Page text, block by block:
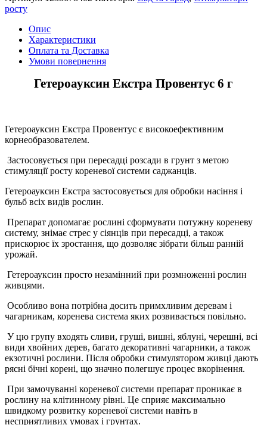
росту
Опис
Характеристики
Оплата та Доставка
Умови повернення
Гетероауксин Екстра Провентус 6 г
Гетероауксин Екстра Провентус є високоефективним
корнеобразователем.
Застосовується при пересадці розсади в грунт з метою
стимуляції росту кореневої системи саджанців.
Гетероауксин Екстра застосовується для обробки насіння і
бульб всіх видів рослин.
Препарат допомагає рослині сформувати потужну кореневу
систему, знімає стрес у сіянців при пересадці, а також
прискорює їх зростання, що дозволяє зібрати більш ранній
урожай.
Гетероауксин просто незамінний при розмноженні рослин
живцями.
Особливо вона потрібна досить примхливим деревам і
чагарникам, коренева система яких розвивається повільно.
У цю групу входять сливи, груші, вишні, яблуні, черешні, всі
види хвойних дерев, багато декоративні чагарники, а також
екзотичні рослини. Після обробки стимулятором живці дають
рясні бічні корені, що значно полегшує процес вкорінення.
При замочуванні кореневої системи препарат проникає в
рослину на клітинному рівні. Це сприяє максимально
швидкому розвитку кореневої системи навіть в
несприятливих умовах і грунтах.